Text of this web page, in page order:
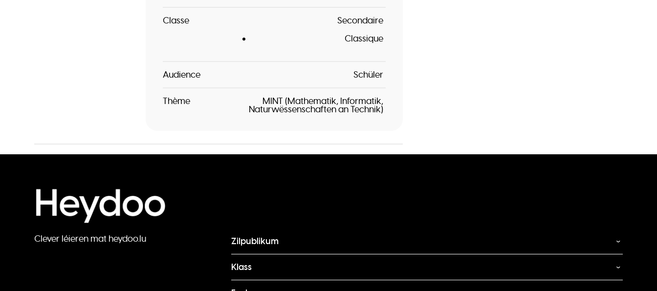
Classe
Secondaire
Classique
Audience Schüler
Thème MINT (Mathematik, Informatik,
Naturwëssenschaften an Technik)
Clever léieren mat heydoo.lu Zilpublikum
Klass